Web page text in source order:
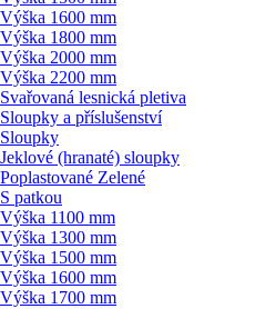
Výška 1600 mm
Výška 1800 mm
Výška 2000 mm
Výška 2200 mm
Svařovaná lesnická pletiva
Sloupky a příslušenství
Sloupky
Jeklové (hranaté) sloupky
Poplastované Zelené
S patkou
Výška 1100 mm
Výška 1300 mm
Výška 1500 mm
Výška 1600 mm
Výška 1700 mm